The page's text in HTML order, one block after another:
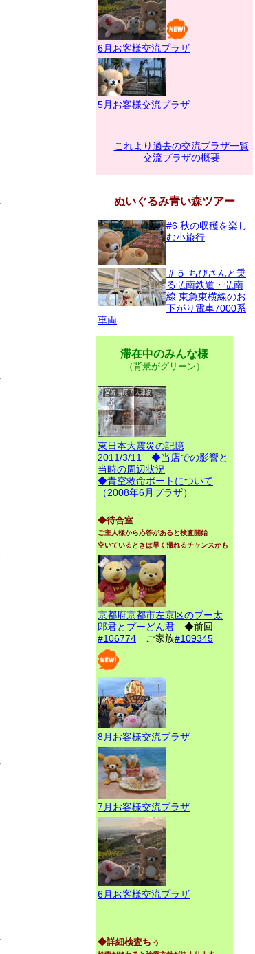
6月お客様交流プラザ
5月お客様交流プラザ
これより過去の交流プラザ一覧
交流プラザの概要
ぬいぐるみ青い森ツアー
#6 秋の収穫を楽し
む小旅行
＃５ ちびさんと乗
る弘南鉄道・弘南
線 東急東横線のお
下がり電車7000系
車両
滞在中のみんな様
（背景がグリーン）
東日本大震災の記憶
2011/3/11
◆当店での影響と
当時の周辺状況
◆青空救命ボートについて
（2008年6月プラザ）
◆待合室
ご主人様から応答があると検査開始
空いているときは早く帰れるチャンスかも
京都府京都市左京区のプー太
郎君とプーどん君 ◆前回
#106774 ご家族#109345
8月お客様交流プラザ
7月お客様交流プラザ
6月お客様交流プラザ
◆詳細検査ちぅ